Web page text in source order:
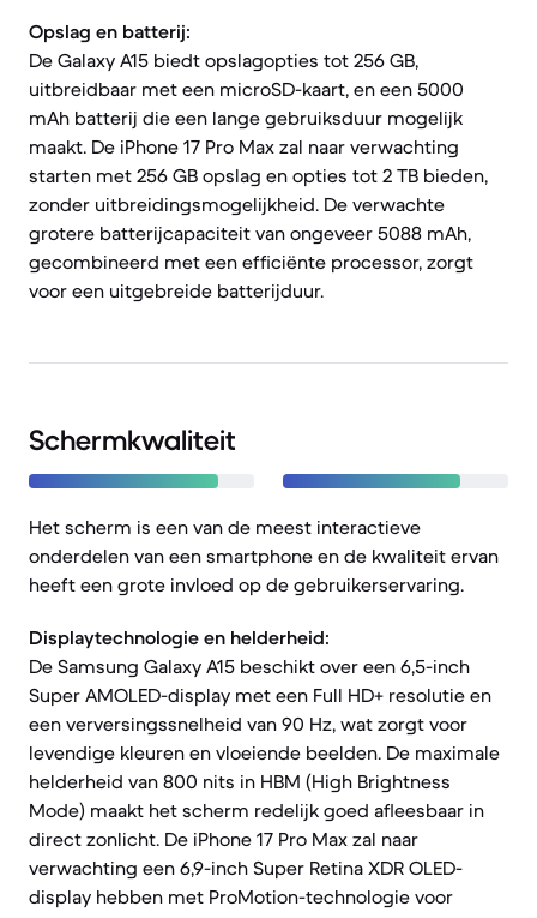
Opslag en batterij:
De Galaxy A15 biedt opslagopties tot 256 GB,
uitbreidbaar met een microSD-kaart, en een 5000
mAh batterij die een lange gebruiksduur mogelijk
maakt. De iPhone 17 Pro Max zal naar verwachting
starten met 256 GB opslag en opties tot 2 TB bieden,
zonder uitbreidingsmogelijkheid. De verwachte
grotere batterijcapaciteit van ongeveer 5088 mAh,
gecombineerd met een efficiënte processor, zorgt
voor een uitgebreide batterijduur.
Schermkwaliteit
Het scherm is een van de meest interactieve
onderdelen van een smartphone en de kwaliteit ervan
heeft een grote invloed op de gebruikerservaring.
Displaytechnologie en helderheid:
De Samsung Galaxy A15 beschikt over een 6,5-inch
Super AMOLED-display met een Full HD+ resolutie en
een verversingssnelheid van 90 Hz, wat zorgt voor
levendige kleuren en vloeiende beelden. De maximale
helderheid van 800 nits in HBM (High Brightness
Mode) maakt het scherm redelijk goed afleesbaar in
direct zonlicht. De iPhone 17 Pro Max zal naar
verwachting een 6,9-inch Super Retina XDR OLED-
display hebben met ProMotion-technologie voor